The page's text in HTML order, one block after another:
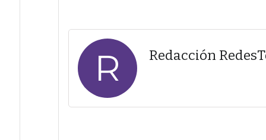
R Redacción